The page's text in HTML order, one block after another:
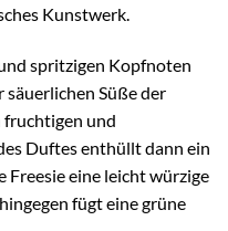
Kunstwerk.
spritzigen Kopfnoten
Süße der
fruchtigen und
Duftes enthüllt dann ein
Freesie eine leicht würzige
fügt eine grüne